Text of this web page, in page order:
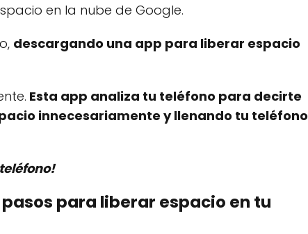
en la nube de Google.
descargando una app para liberar espacio
Esta app analiza tu teléfono para decirte
innecesariamente y llenando tu teléfono
para liberar espacio en tu